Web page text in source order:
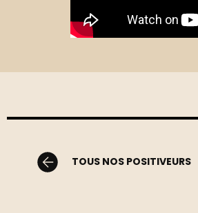
TOUS NOS POSITIVEURS